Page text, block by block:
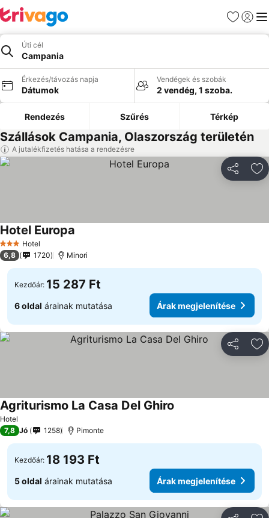
Kedvencek
Úti cél
Campania
Érkezés/távozás napja
Dátumok
Vendégek és szobák
2 vendég, 1 szoba.
Rendezés Szűrés Térkép
Szállások Campania, Olaszország területén
A jutalékfizetés hatása a rendezésre
3 Kategória
Hotel
Hotel Europa
6,8 1720 Minori
Kezdőár: 15 287 Ft
6 oldal árainak mutatása Árak megjelenítése
Hotel
Agriturismo La Casa Del Ghiro
7,8 Jó 1258 Pimonte
Kezdőár: 18 193 Ft
5 oldal árainak mutatása Árak megjelenítése